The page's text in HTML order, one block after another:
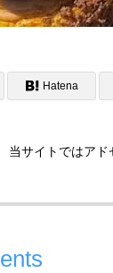
Hatena
当サイトではア